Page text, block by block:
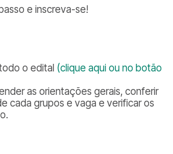
e inscreva-se!
o edital (clique aqui ou no botão
as orientações gerais, conferir
cada grupos e vaga e verificar os